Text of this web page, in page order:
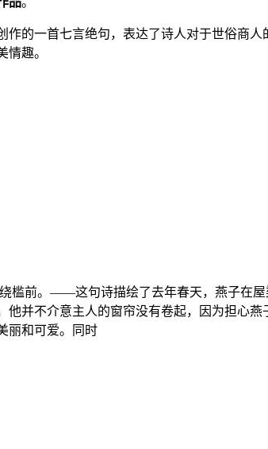
作的一首七言绝句，表达了诗人对于世俗商
情趣。
槛前。——这句诗描绘了去年春天，燕子在
他并不介意主人的窗帘没有卷起，因为担心
丽和可爱。同时